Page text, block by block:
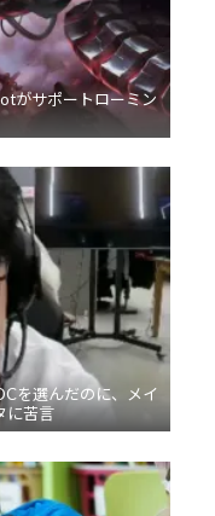
がサポートローミン
を選んだのに、メイ
に苦言